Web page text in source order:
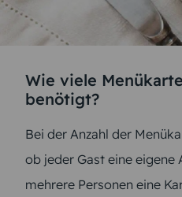
Wie viele
benötigt?
Bei der Anzahl der
ob jeder Gast eine eigene
mehrere Personen eine